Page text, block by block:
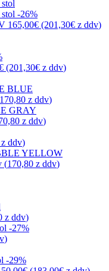
-26%
165,00€ (201,30€ z ddv)
(201,30€ z ddv)
170,80 z ddv)
z ddv)
ddv)
(170,80 z ddv)
z ddv)
-27%
)
-29%